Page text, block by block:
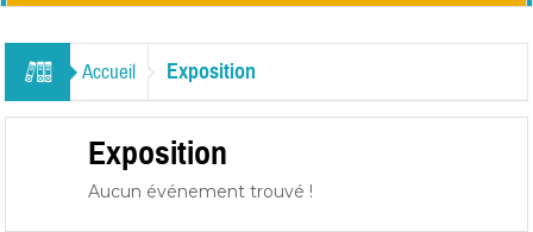
Accueil Exposition
Exposition
Aucun événement trouvé !